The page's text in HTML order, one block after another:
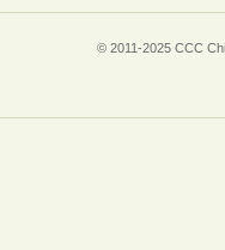
© 2011-2025 CCC